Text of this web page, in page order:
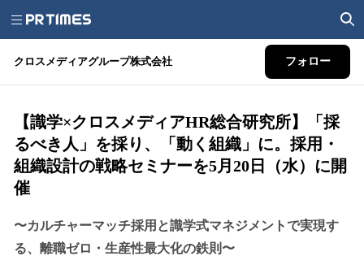
クロスメディアグループ株式会社 フォロー
【識学×クロスメディアHR総合研究所】「採
るべき人」を採り、「動く組織」に。採用・
組織設計の戦略セミナーを5月20日（水）に開
催
〜カルチャーマッチ採用と識学式マネジメントで実現す
る、離職ゼロ・生産性最大化の鉄則〜